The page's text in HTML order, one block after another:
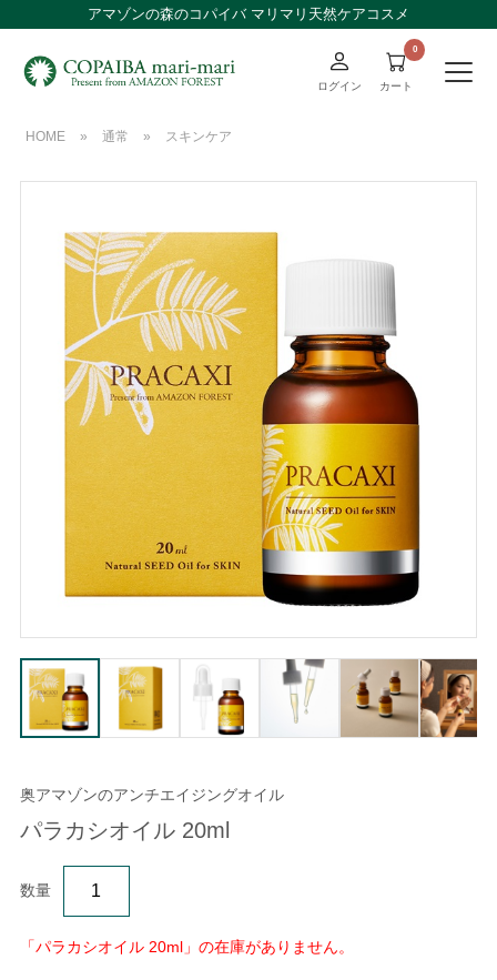
アマゾンの森のコパイバ マリマリ天然ケアコスメ
ログイン カート
HOME » 通常 » スキンケア
奥アマゾンのアンチエイジングオイル
パラカシオイル 20ml
数量
「パラカシオイル 20ml」の在庫がありません。